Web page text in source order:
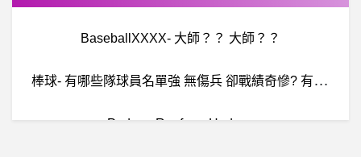
BaseballXXXX- 大師？？ 大師？？
棒
球- 有哪些隊球員名單強 無傷兵 卻戰績奇慘? 有哪些隊球員名單強 無傷兵 卻戰績奇慘?
Padres- Renfore+Hedges